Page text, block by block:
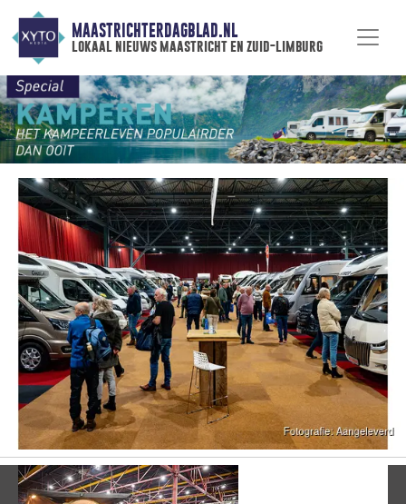
MAASTRICHTERDAGBLAD.NL
lokaal nieuws maastricht en zuid-limburg